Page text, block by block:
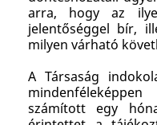
arra, hogy az
jelentőséggel bír,
milyen várható
A Társaság
számított egy